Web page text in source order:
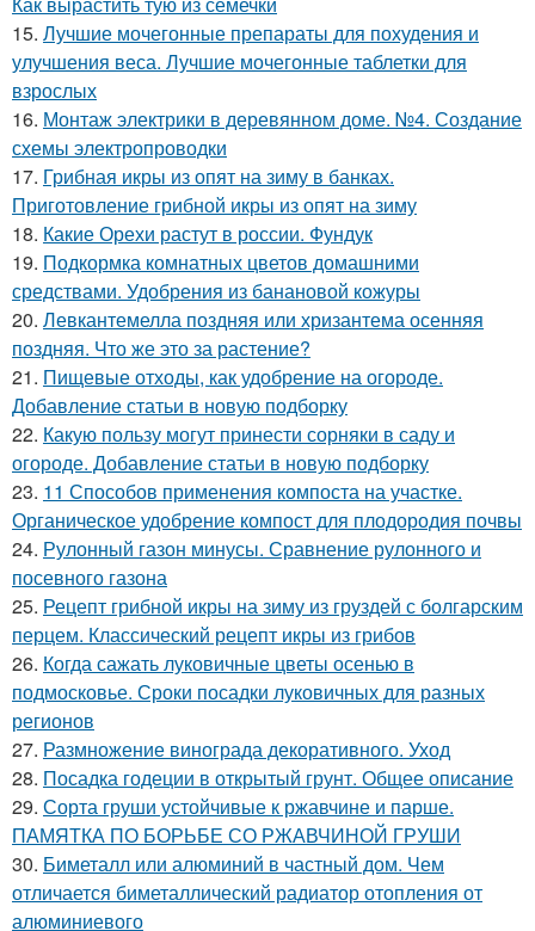
15. Лучшие мочегонные препараты для похудения и
улучшения веса. Лучшие мочегонные таблетки для
взрослых
16. Монтаж электрики в деревянном доме. №4. Создание
схемы электропроводки
17. Грибная икры из опят на зиму в банках.
Приготовление грибной икры из опят на зиму
18. Какие Орехи растут в россии. Фундук
19. Подкормка комнатных цветов домашними
средствами. Удобрения из банановой кожуры
20. Левкантемелла поздняя или хризантема осенняя
поздняя. Что же это за растение?
21. Пищевые отходы, как удобрение на огороде.
Добавление статьи в новую подборку
22. Какую пользу могут принести сорняки в саду и
огороде. Добавление статьи в новую подборку
23. 11 Способов применения компоста на участке.
Органическое удобрение компост для плодородия почвы
24. Рулонный газон минусы. Сравнение рулонного и
посевного газона
25. Рецепт грибной икры на зиму из груздей с болгарским
перцем. Классический рецепт икры из грибов
26. Когда сажать луковичные цветы осенью в
подмосковье. Сроки посадки луковичных для разных
регионов
27. Размножение винограда декоративного. Уход
28. Посадка годеции в открытый грунт. Общее описание
29. Сорта груши устойчивые к ржавчине и парше.
ПАМЯТКА ПО БОРЬБЕ СО РЖАВЧИНОЙ ГРУШИ
30. Биметалл или алюминий в частный дом. Чем
отличается биметаллический радиатор отопления от
алюминиевого